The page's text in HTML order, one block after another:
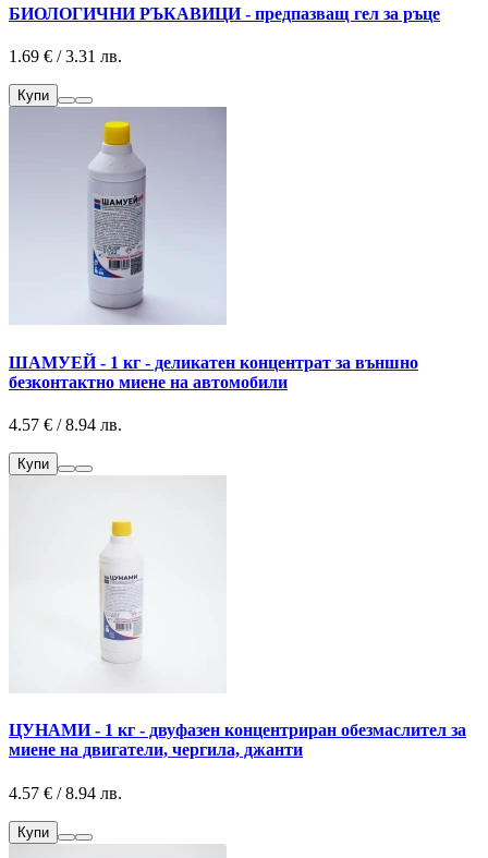
БИОЛОГИЧНИ РЪКАВИЦИ - предпазващ гел за ръце
1.69 € / 3.31 лв.
Купи
ШАМУЕЙ - 1 кг - деликатен концентрат за външно
безконтактно миене на автомобили
4.57 € / 8.94 лв.
Купи
ЦУНАМИ - 1 кг - двуфазен концентриран обезмаслител за
миене на двигатели, чергила, джанти
4.57 € / 8.94 лв.
Купи